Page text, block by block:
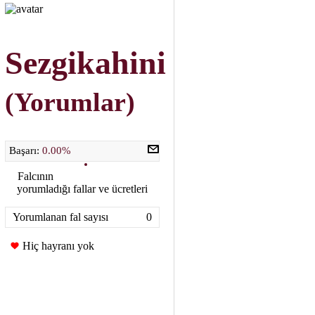
Sezgikahini
(Yorumlar)
Başarı: 0.00%
Falcının
yorumladığı fallar ve ücretleri
Yorumlanan fal sayısı 0
Hiç hayranı yok